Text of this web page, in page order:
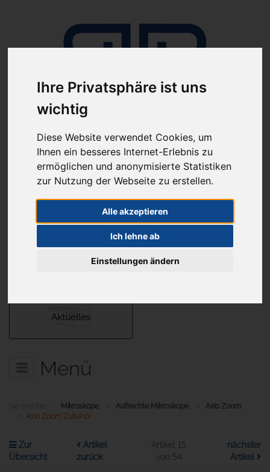
Ihre Privatsphäre ist uns
wichtig
Diese Website verwendet Cookies, um
Ihnen ein besseres Internet-Erlebnis zu
ermöglichen und anonymisierte Statistiken
zur Nutzung der Webseite zu erstellen.
Alle akzeptieren
Ich lehne ab
Einstellungen ändern
ab 100€ versandkostenfrei
07641-9360300
Aktuelles
Menü
Sie sind hier: Mikroskope Aufrechte Mikroskope
Axio Zoom
Axio Zoom Zubehör
Zur
Übersicht
Artikel
zurück
Artikel 15
von 54
nächster
Artikel